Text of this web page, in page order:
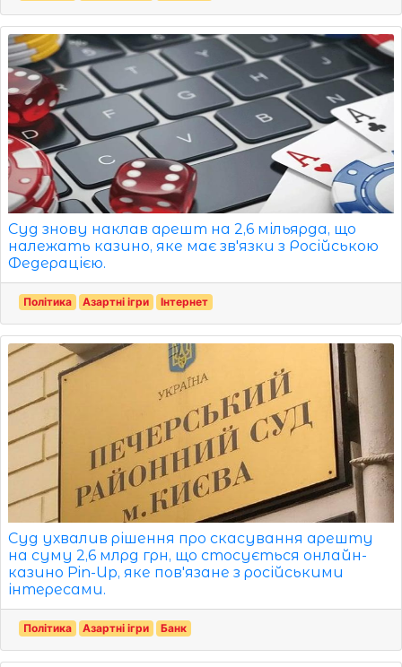
Суд знову наклав арешт на 2,6 мільярда, що
належать казино, яке має зв'язки з Російською
Федерацією.
Політика Азартні ігри Інтернет
Суд ухвалив рішення про скасування арешту
на суму 2,6 млрд грн, що стосується онлайн-
казино Pin-Up, яке пов'язане з російськими
інтересами.
Політика Азартні ігри Банк